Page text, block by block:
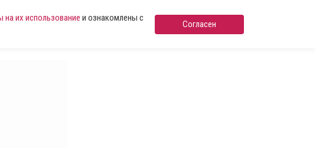
на их использование и ознакомлены с
Согласен